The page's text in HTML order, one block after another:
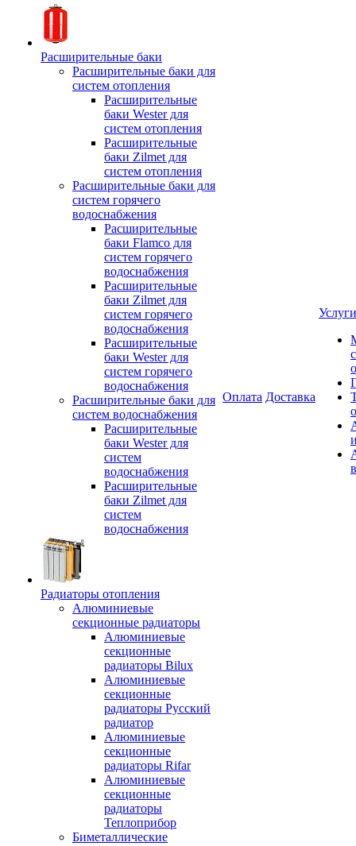
Расширительные баки
Расширительные баки для
систем отопления
Расширительные
баки Wester для
систем отопления
Расширительные
баки Zilmet для
систем отопления
Расширительные баки для
систем горячего
водоснабжения
Расширительные
баки Flamco для
систем горячего
водоснабжения
Расширительные
баки Zilmet для
систем горячего
водоснабжения
Расширительные
баки Wester для
систем горячего
водоснабжения
Расширительные баки для
систем водоснабжения
Расширительные
баки Wester для
систем
водоснабжения
Расширительные
баки Zilmet для
систем
водоснабжения
Радиаторы отопления
Алюминиевые
секционные радиаторы
Алюминиевые
секционные
радиаторы Bilux
Алюминиевые
секционные
радиаторы Русский
радиатор
Алюминиевые
секционные
радиаторы Rifar
Алюминиевые
секционные
радиаторы
Теплоприбор
Биметаллические
Оплата Доставка
Услуги